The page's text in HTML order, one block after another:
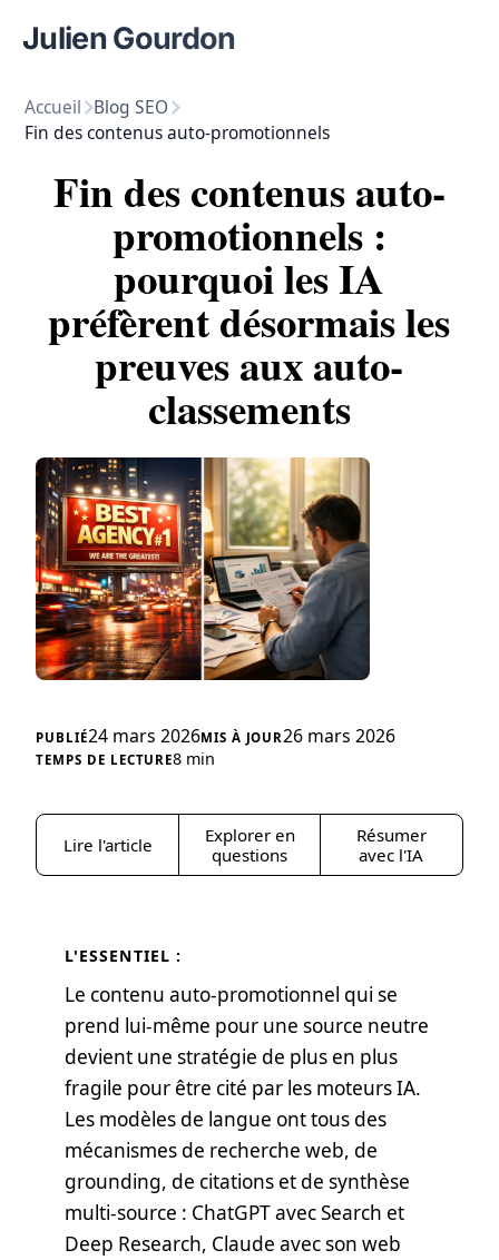
Julien Gourdon
Accueil Blog SEO
Fin des contenus auto-promotionnels
Fin des contenus auto-
promotionnels :
pourquoi les IA
préfèrent désormais les
preuves aux auto-
classements
24 mars 2026 26 mars 2026
8 min
Lire l'article
Explorer en
questions
Résumer
avec l'IA
L'ESSENTIEL :
Le contenu auto-promotionnel qui se
prend lui-même pour une source neutre
devient une stratégie de plus en plus
fragile pour être cité par les moteurs IA.
Les modèles de langue ont tous des
mécanismes de recherche web, de
grounding, de citations et de synthèse
multi-source : ChatGPT avec Search et
Deep Research, Claude avec son web